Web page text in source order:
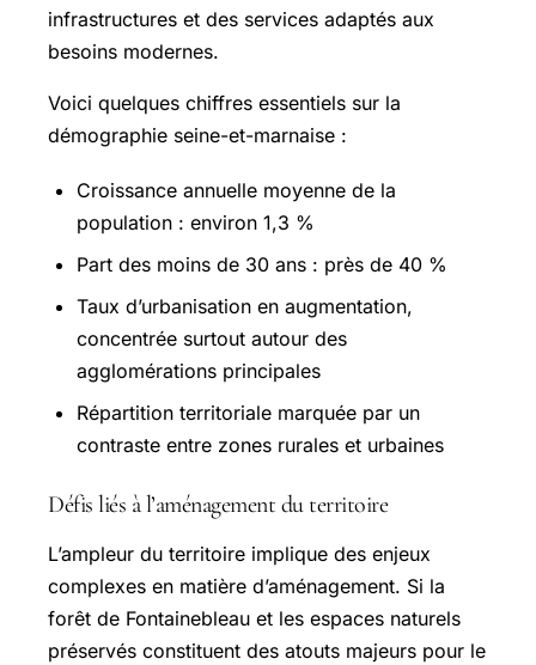
infrastructures et des services adaptés aux
besoins modernes.
Voici quelques chiffres essentiels sur la
démographie seine-et-marnaise :
Croissance annuelle moyenne de la
population : environ 1,3 %
Part des moins de 30 ans : près de 40 %
Taux d’urbanisation en augmentation,
concentrée surtout autour des
agglomérations principales
Répartition territoriale marquée par un
contraste entre zones rurales et urbaines
Défis liés à l’aménagement du territoire
L’ampleur du territoire implique des enjeux
complexes en matière d’aménagement. Si la
forêt de Fontainebleau et les espaces naturels
préservés constituent des atouts majeurs pour le